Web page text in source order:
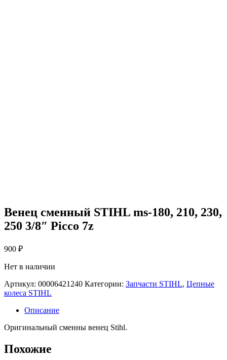
Венец сменный STIHL ms-180, 210, 230,
250 3/8″ Picco 7z
900 ₽
Нет в наличии
Артикул: 00006421240 Категории: Запчасти STIHL, Цепные
колеса STIHL
Описание
Оригинальный сменны венец Stihl.
Похожие